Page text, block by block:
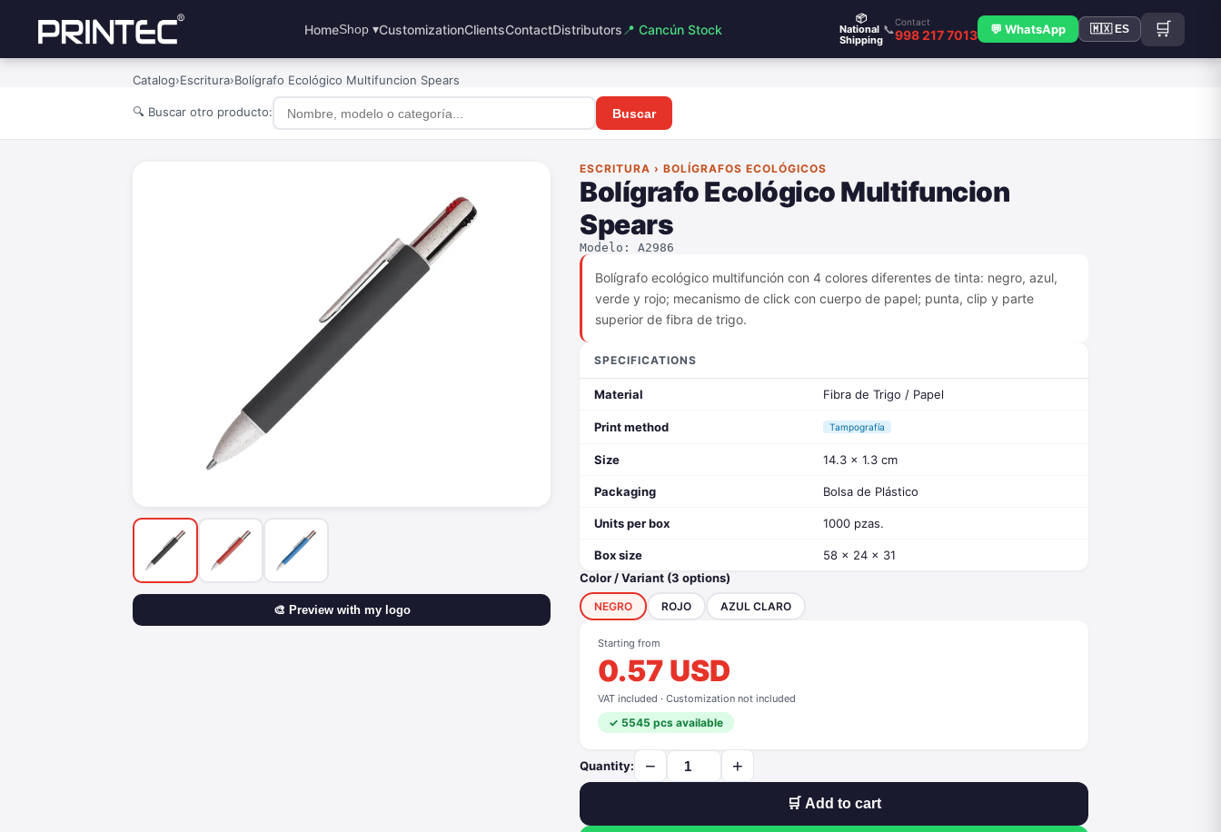
HomeShop ▾CustomizationClientsContactDistributors 📍 Cancún Stock
📦
National
Shipping
📞
Contact
998 217 7013 💬 WhatsApp 🇲🇽 ES 🛒
Catalog›Escritura›Bolígrafo Ecológico Multifuncion Spears
🔍 Buscar otro producto: Buscar
🎨 Preview with my logo
ESCRITURA › BOLÍGRAFOS ECOLÓGICOS
Bolígrafo Ecológico Multifuncion
Spears
Modelo: A2986
Bolígrafo ecológico multifunción con 4 colores diferentes de tinta: negro, azul,
verde y rojo; mecanismo de click con cuerpo de papel; punta, clip y parte
superior de fibra de trigo.
SPECIFICATIONS
Material Fibra de Trigo / Papel
Print method Tampografía
Size 14.3 x 1.3 cm
Packaging Bolsa de Plástico
Units per box 1000 pzas.
Box size
58 x 24 x 31
Color / Variant (3 options)
NEGRO ROJO AZUL CLARO
Starting from
0.57 USD
VAT included · Customization not included
✓ 5545 pcs available
Quantity: − +
🛒 Add to cart